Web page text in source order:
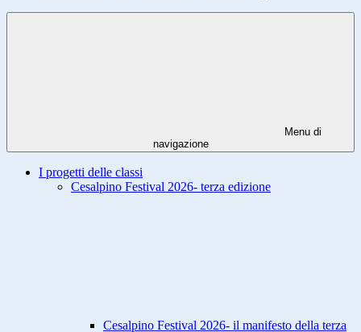
Menu di
navigazione
I progetti delle classi
Cesalpino Festival 2026- terza edizione
Cesalpino Festival 2026- il manifesto della terza